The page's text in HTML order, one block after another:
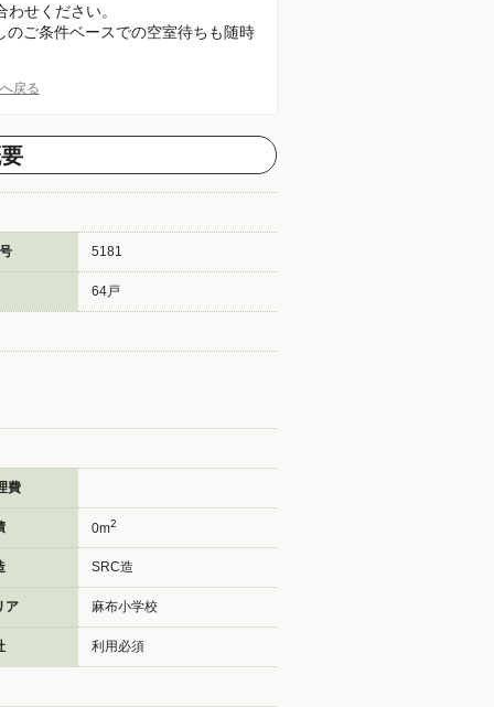
せください。
ご条件ベースでの空室待ちも随時
戻る
5181
64戸
費
0m2
SRC造
ア 麻布小学校
利用必須